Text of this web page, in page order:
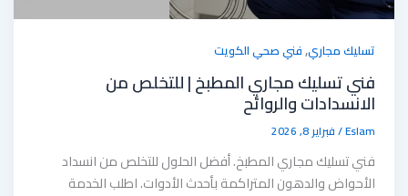
تسليك مجاري,فني صحي الكويت
فني تسليك مجاري المطبخ | للتخلص من
الانسدادات والروائح
Eslam
/فبراير 8, 2026
فني تسليك مجاري المطبخ. أفضل الحلول للتخلص من انسداد
الأحواض والدهون المتراكمة بأحدث الأدوات. اطلب الخدمة